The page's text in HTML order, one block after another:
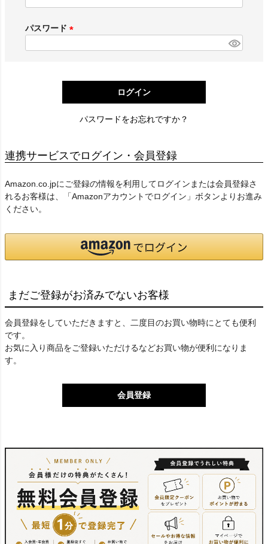
)
パスワード
)
ログイン
パスワードをお忘れですか？
連携サービスでログイン・会員登録
Amazon.co.jpにご登録の情報を利用してログインまたは会員登録さ
れるお客様は、「Amazonアカウントでログイン」ボタンよりお進み
ください。
まだご登録がお済みでないお客様
会員登録をしていただきますと、二度目のお買い物時にとても便利
です。
お気に入り商品をご登録いただけるなどお買い物が便利になりま
す。
会員登録